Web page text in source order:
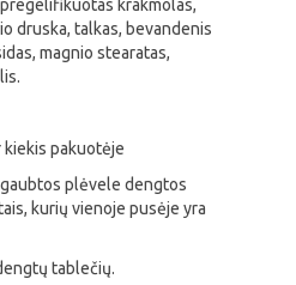
krakmolas,
druska, talkas, bevandenis
magnio stearatas,
kiekis pakuotėje
plėvele dengtos
kurių vienoje pusėje yra
tablečių.